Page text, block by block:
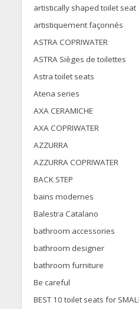
artistically shaped toilet seat
artistiquement façonnés
ASTRA COPRIWATER
ASTRA Sièges de toilettes
Astra toilet seats
Atena series
AXA CERAMICHE
AXA COPRIWATER
AZZURRA
AZZURRA COPRIWATER
BACK STEP
bains modernes
Balestra Catalano
bathroom accessories
bathroom designer
bathroom furniture
Be careful
BEST 10 toilet seats for